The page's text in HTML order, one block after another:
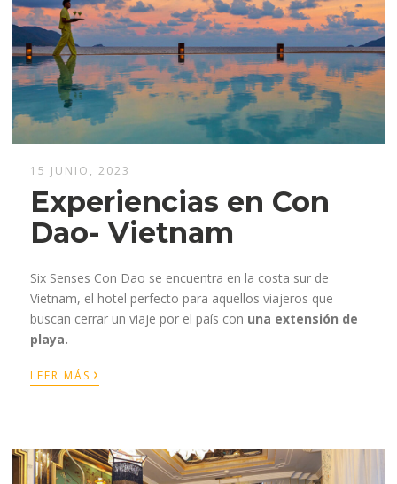
15 JUNIO, 2023
Experiencias en Con
Dao- Vietnam
Six Senses Con Dao se encuentra en la costa sur de
Vietnam, el hotel perfecto para aquellos viajeros que
buscan cerrar un viaje por el país con una extensión de
playa.
LEER MÁS ›